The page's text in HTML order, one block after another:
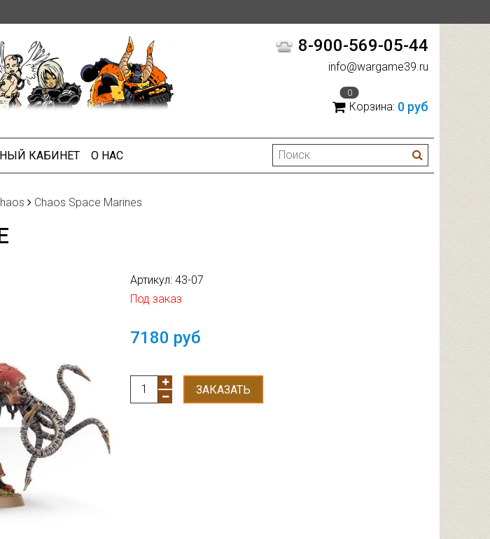
8-900-569-05-44
info@wargame39.ru
0
Корзина: 0 руб
КАБИНЕТ О НАС
Chaos Space Marines
Артикул: 43-07
Под заказ
7180 руб
ЗАКАЗАТЬ